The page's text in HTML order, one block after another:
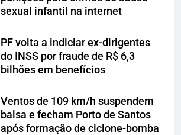
sexual infantil na internet
PF volta a indiciar ex-dirigentes
do INSS por fraude de R$ 6,3
bilhões em benefícios
Ventos de 109 km/h suspendem
balsa e fecham Porto de Santos
após formação de ciclone-bomba